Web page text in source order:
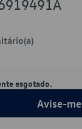
esgotado.
Avise-